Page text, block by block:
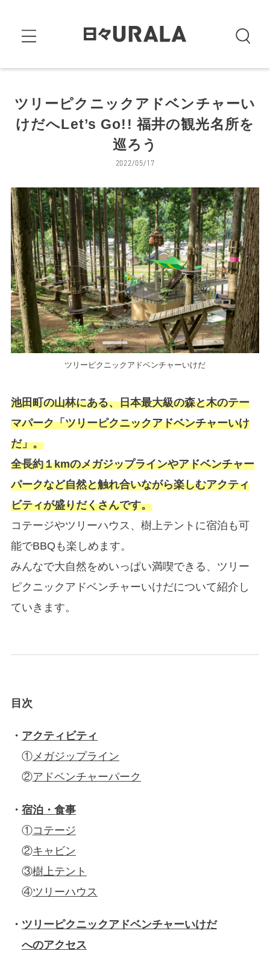
ツリーピクニックアドベンチャーい
けだへLet’s Go!! 福井の観光名所を
巡ろう
2022/05/17
ツリーピクニックアドベンチャーいけだ
池田町の山林にある、日本最大級の森と木のテー
マパーク「ツリーピクニックアドベンチャーいけ
だ」。
全長約１kmのメガジップラインやアドベンチャー
パークなど自然と触れ合いながら楽しむアクティ
ビティが盛りだくさんです。
コテージやツリーハウス、樹上テントに宿泊も可
能でBBQも楽しめます。
みんなで大自然をめいっぱい満喫できる、ツリー
ピクニックアドベンチャーいけだについて紹介し
ていきます。
目次
・ アクティビティ
①メガジップライン
②アドベンチャーパーク
・ 宿泊・食事
①コテージ
②キャビン
③樹上テント
④ツリーハウス
・ ツリーピクニックアドベンチャーいけだ
へのアクセス